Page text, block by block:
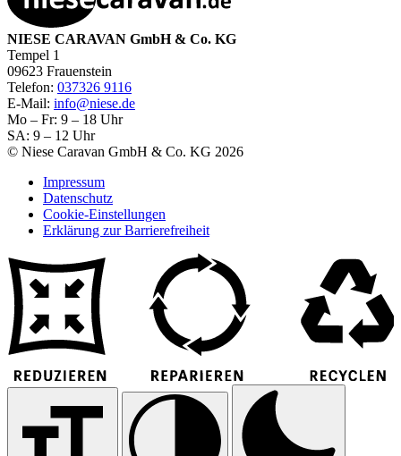
NIESE CARAVAN GmbH & Co. KG
Tempel 1
09623 Frauenstein
Telefon: 037326 9116
E-Mail: info@niese.de
Mo – Fr: 9 – 18 Uhr
SA: 9 – 12 Uhr
© Niese Caravan GmbH & Co. KG 2026
Impressum
Datenschutz
Cookie-Einstellungen
Erklärung zur Barrierefreiheit